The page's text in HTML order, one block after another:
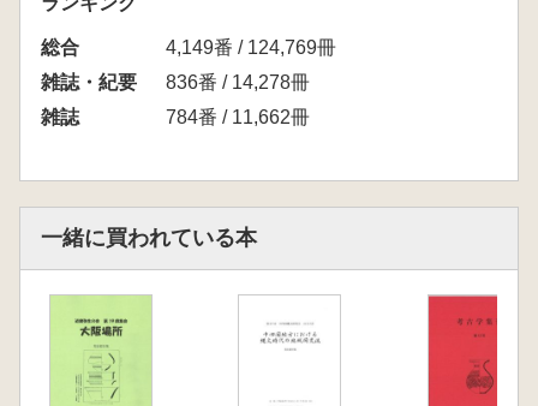
福田 聖 周溝内埋葬の再検討
井上 慎也 群馬の大陸系磨製石器
杉山 和徳 東日本における鉄器研究の現状と
課題
総合
4,149番 / 124,769冊
雑誌・紀要
836番 / 14,278冊
雑誌
784番 / 11,662冊
一緒に買われている本